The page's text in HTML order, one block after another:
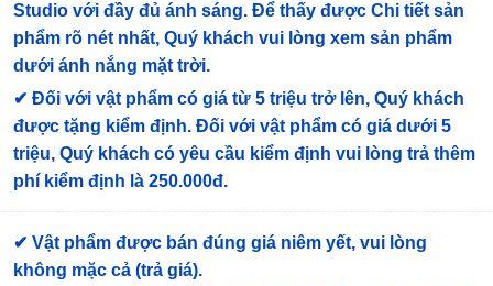
Studio với đầy đủ ánh sáng. Để thấy được Chi tiết sản
phẩm rõ nét nhất, Quý khách vui lòng xem sản phẩm
dưới ánh nắng mặt trời.
✔ Đối với vật phẩm có giá từ 5 triệu trở lên, Quý khách
được tặng kiểm định. Đối với vật phẩm có giá dưới 5
triệu, Quý khách có yêu cầu kiểm định vui lòng trả thêm
phí kiểm định là 250.000đ.
✔ Vật phẩm được bán đúng giá niêm yết, vui lòng
không mặc cả (trả giá).